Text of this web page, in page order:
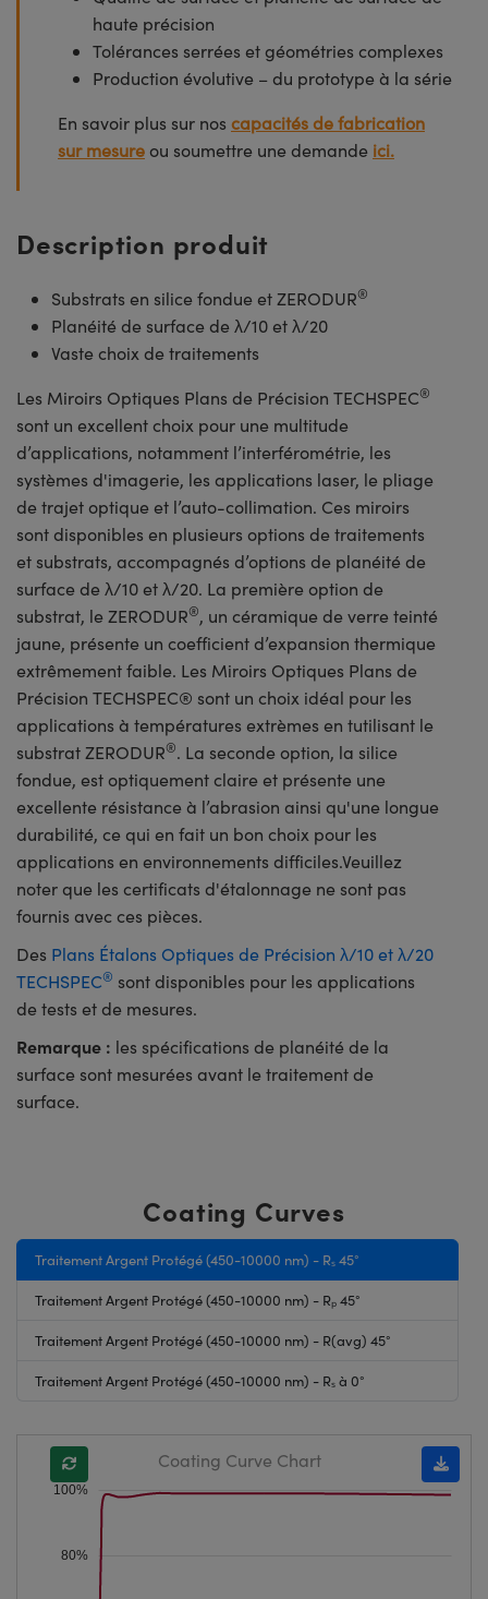
haute précision
Tolérances serrées et géométries complexes
Production évolutive – du prototype à la série
En savoir plus sur nos capacités de fabrication
sur mesure ou soumettre une demande ici.
Description produit
Substrats en silice fondue et ZERODUR®
Planéité de surface de λ/10 et λ/20
Vaste choix de traitements
Les Miroirs Optiques Plans de Précision TECHSPEC®
sont un excellent choix pour une multitude
d’applications, notamment l’interférométrie, les
systèmes d'imagerie, les applications laser, le pliage
de trajet optique et l’auto-collimation. Ces miroirs
sont disponibles en plusieurs options de traitements
et substrats, accompagnés d’options de planéité de
surface de λ/10 et λ/20. La première option de
substrat, le ZERODUR®, un céramique de verre teinté
jaune, présente un coefficient d’expansion thermique
extrêmement faible. Les Miroirs Optiques Plans de
Précision TECHSPEC® sont un choix idéal pour les
applications à températures extrèmes en tutilisant le
substrat ZERODUR®. La seconde option, la silice
fondue, est optiquement claire et présente une
excellente résistance à l’abrasion ainsi qu'une longue
durabilité, ce qui en fait un bon choix pour les
applications en environnements difficiles.Veuillez
noter que les certificats d'étalonnage ne sont pas
fournis avec ces pièces.
Des Plans Étalons Optiques de Précision λ/10 et λ/20
TECHSPEC® sont disponibles pour les applications
de tests et de mesures.
Remarque : les spécifications de planéité de la
surface sont mesurées avant le traitement de
surface.
Coating Curves
Traitement Argent Protégé (450-10000 nm) - Rₛ 45°
Traitement Argent Protégé (450-10000 nm) - Rₚ 45°
Traitement Argent Protégé (450-10000 nm) - R(avg) 45°
Traitement Argent Protégé (450-10000 nm) - Rₛ à 0°
80%
100%
Coating Curve Chart